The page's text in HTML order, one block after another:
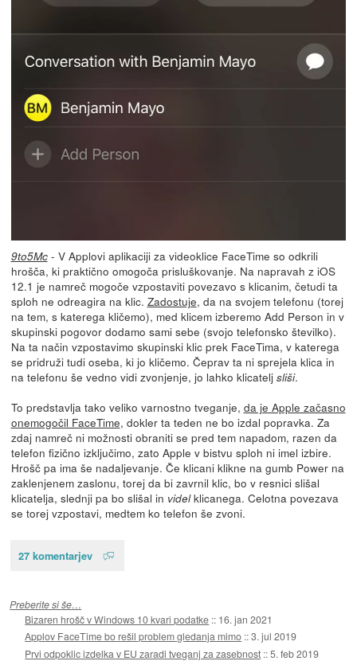
9to5Mc- V Applovi aplikaciji za videoklice FaceTime so odkrili
hrošča, ki praktično omogoča prisluškovanje. Na napravah z iOS
12.1 je namreč mogoče vzpostaviti povezavo s klicanim, četudi ta
sploh ne odreagira na klic. Zadostuje, da na svojem telefonu (torej
na tem, s katerega kličemo), med klicem izberemo Add Person in v
skupinski pogovor dodamo sami sebe (svojo telefonsko številko).
Na ta način vzpostavimo skupinski klic prek FaceTima, v katerega
se pridruži tudi oseba, ki jo kličemo. Čeprav ta ni sprejela klica in
na telefonu še vedno vidi zvonjenje, jo lahko klicatelj sliši.
To predstavlja tako veliko varnostno tveganje, da je Apple začasno
onemogočil FaceTime, dokler ta teden ne bo izdal popravka. Za
zdaj namreč ni možnosti obraniti se pred tem napadom, razen da
telefon fizično izključimo, zato Apple v bistvu sploh ni imel izbire.
Hrošč pa ima še nadaljevanje. Če klicani klikne na gumb Power na
zaklenjenem zaslonu, torej da bi zavrnil klic, bo v resnici slišal
klicatelja, slednji pa bo slišal in videlklicanega. Celotna povezava
se torej vzpostavi, medtem ko telefon še zvoni.
27 komentarjev
Preberite si še…
Bizaren hrošč v Windows 10 kvari podatke :: 16. jan 2021
Applov FaceTime bo rešil problem gledanja mimo ::3. jul 2019
Prvi odpoklic izdelka v EU zaradi tveganj za zasebnost ::5. feb 2019